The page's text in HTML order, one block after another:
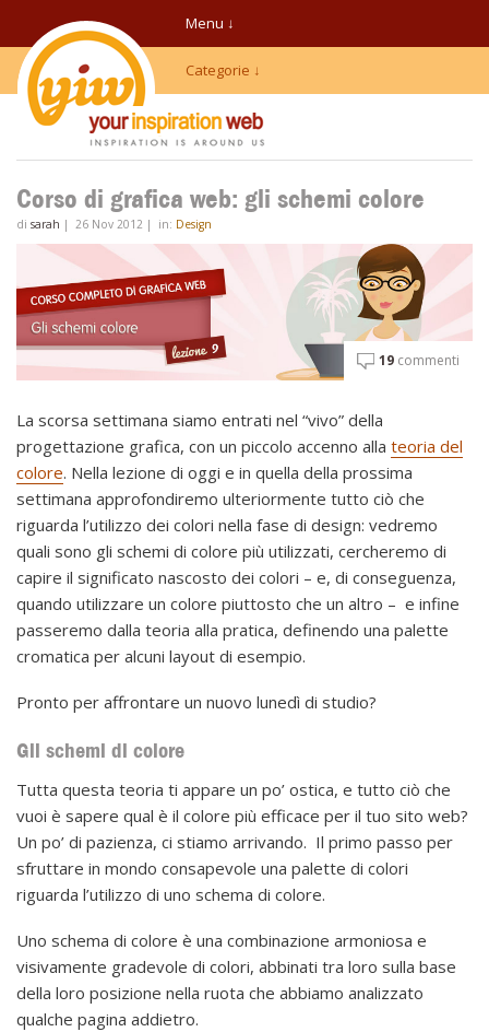
Menu ↓
Categorie ↓
Corso di grafica web: gli schemi colore
di sarah | 26 Nov 2012 | in: Design
19 commenti
La scorsa settimana siamo entrati nel “vivo” della
progettazione grafica, con un piccolo accenno alla teoria del
colore. Nella lezione di oggi e in quella della prossima
settimana approfondiremo ulteriormente tutto ciò che
riguarda l’utilizzo dei colori nella fase di design: vedremo
quali sono gli schemi di colore più utilizzati, cercheremo di
capire il significato nascosto dei colori – e, di conseguenza,
quando utilizzare un colore piuttosto che un altro – e infine
passeremo dalla teoria alla pratica, definendo una palette
cromatica per alcuni layout di esempio.
Pronto per affrontare un nuovo lunedì di studio?
Gli schemi di colore
Tutta questa teoria ti appare un po’ ostica, e tutto ciò che
vuoi è sapere qual è il colore più efficace per il tuo sito web?
Un po’ di pazienza, ci stiamo arrivando. Il primo passo per
sfruttare in mondo consapevole una palette di colori
riguarda l’utilizzo di uno schema di colore.
Uno schema di colore è una combinazione armoniosa e
visivamente gradevole di colori, abbinati tra loro sulla base
della loro posizione nella ruota che abbiamo analizzato
qualche pagina addietro.